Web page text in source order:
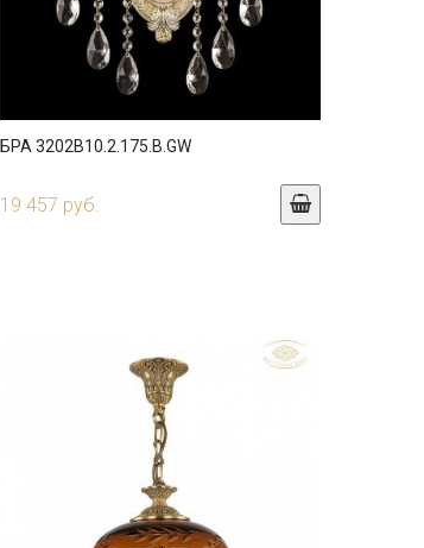
БРА 3202B10.2.175.B.GW
19 457 руб.